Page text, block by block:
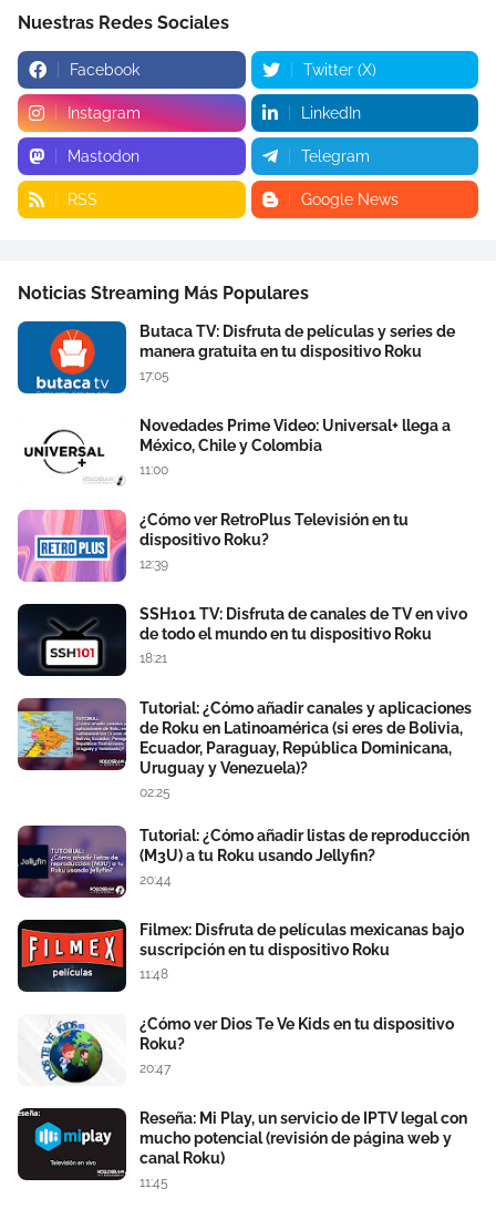
Nuestras Redes Sociales
Facebook Twitter (X)
Instagram LinkedIn
Mastodon Telegram
RSS Google News
Noticias Streaming Más Populares
Butaca TV: Disfruta de películas y series de
manera gratuita en tu dispositivo Roku
17:05
Novedades Prime Video: Universal+ llega a
México, Chile y Colombia
11:00
¿Cómo ver RetroPlus Televisión en tu
dispositivo Roku?
12:39
SSH101 TV: Disfruta de canales de TV en vivo
de todo el mundo en tu dispositivo Roku
18:21
Tutorial: ¿Cómo añadir canales y aplicaciones
de Roku en Latinoamérica (si eres de Bolivia,
Ecuador, Paraguay, República Dominicana,
Uruguay y Venezuela)?
02:25
Tutorial: ¿Cómo añadir listas de reproducción
(M3U) a tu Roku usando Jellyfin?
20:44
Filmex: Disfruta de películas mexicanas bajo
suscripción en tu dispositivo Roku
11:48
¿Cómo ver Dios Te Ve Kids en tu dispositivo
Roku?
20:47
Reseña: Mi Play, un servicio de IPTV legal con
mucho potencial (revisión de página web y
canal Roku)
11:45